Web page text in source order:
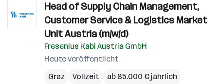
Head of Supply Chain Management,
Customer Service & Logistics Market
Unit Austria (m/w/d)
Fresenius Kabi Austria GmbH
Heute veröffentlicht
Graz
Vollzeit ab 85.000 € jährlich